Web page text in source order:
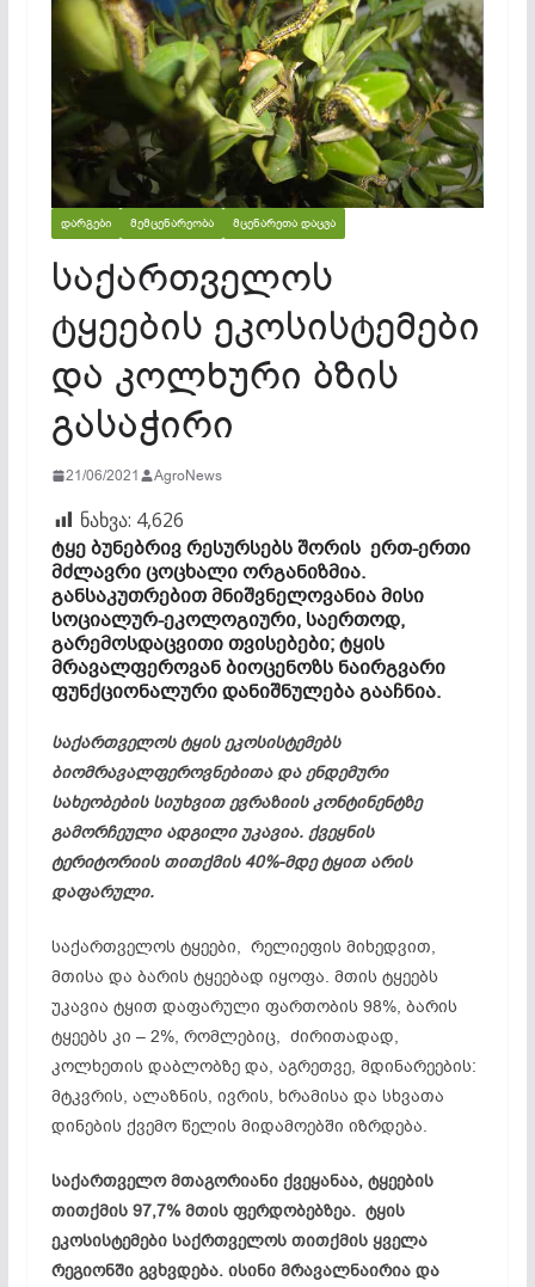
ᲓᲐᲠᲒᲔᲑᲘ ᲛᲔᲛᲪᲔᲜᲐᲠᲔᲝᲑᲐ ᲛᲪᲔᲜᲐᲠᲔᲗᲐ ᲓᲐᲪᲕᲐ
საქართველოს
ტყეების ეკოსისტემები
და კოლხური ბზის
გასაჭირი
21/06/2021 AgroNews
ნახვა: 4,626
ტყე ბუნებრივ რესურსებს შორის ერთ-ერთი
მძლავრი ცოცხალი ორგანიზმია.
განსაკუთრებით მნიშვნელოვანია მისი
სოციალურ-ეკოლოგიური, საერთოდ,
გარემოსდაცვითი თვისებები; ტყის
მრავალფეროვან ბიოცენოზს ნაირგვარი
ფუნქციონალური დანიშნულება გააჩნია.
საქართველოს ტყის ეკოსისტემებს
ბიომრავალფეროვნებითა და ენდემური
სახეობების სიუხვით ევრაზიის კონტინენტზე
გამორჩეული ადგილი უკავია. ქვეყნის
ტერიტორიის თითქმის 40%-მდე ტყით არის
დაფარული.
საქართველოს ტყეები, რელიეფის მიხედვით,
მთისა და ბარის ტყეებად იყოფა. მთის ტყეებს
უკავია ტყით დაფარული ფართობის 98%, ბარის
ტყეებს კი – 2%, რომლებიც, ძირითადად,
კოლხეთის დაბლობზე და, აგრეთვე, მდინარეების:
მტკვრის, ალაზნის, ივრის, ხრამისა და სხვათა
დინების ქვემო წელის მიდამოებში იზრდება.
საქართველო მთაგორიანი ქვეყანაა, ტყეების
თითქმის 97,7% მთის ფერდობებზეა. ტყის
ეკოსისტემები საქრთველოს თითქმის ყველა
რეგიონში გვხვდება. ისინი მრავალნაირია და